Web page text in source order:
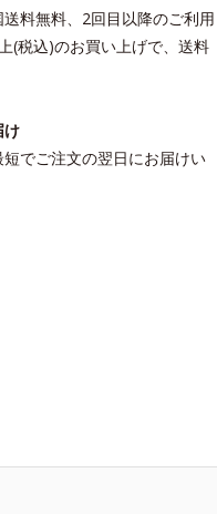
料無料、2回目以降のご利用
(税込)のお買い上げで、送料
け
でご注文の翌日にお届けい